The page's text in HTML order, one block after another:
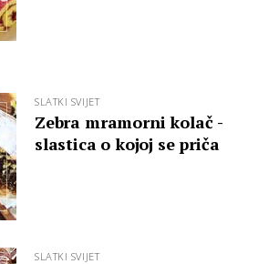
SLATKI SVIJET
Zebra mramorni kolač -
slastica o kojoj se priča
SLATKI SVIJET